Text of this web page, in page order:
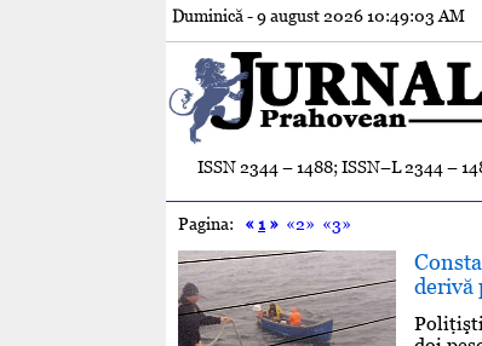
Duminică - 9 august 202610:49:04 AM
ISSN 2344 – 1488; ISSN–L 2344 –
Pagina: «1 » «2» «3»
derivă